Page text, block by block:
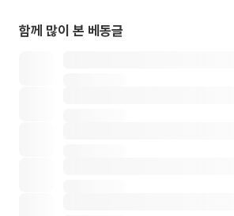
함께 많이 본 베동글